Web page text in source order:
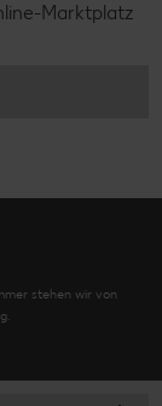
Marktplatz
stehen wir von